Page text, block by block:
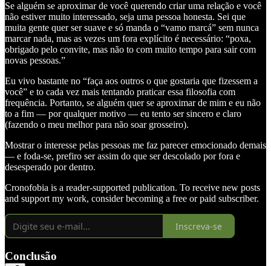
Se alguém se aproximar de você querendo criar uma relação e você
não estiver muito interessado, seja uma pessoa honesta. Sei que
muita gente quer ser suave e só manda o “vamo marcá” sem nunca
marcar nada, mas as vezes um fora explícito é necessário: “poxa,
obrigado pelo convite, mas não to com muito tempo para sair com
novas pessoas.”
Eu vivo bastante no “faça aos outros o que gostaria que fizessem a
você” e to cada vez mais tentando praticar essa filosofia com
frequência. Portanto, se alguém quer se aproximar de mim e eu não
to a fim — por qualquer motivo — eu tento ser sincero e claro
(fazendo o meu melhor para não soar grosseiro).
Mostrar o interesse pelas pessoas me faz parecer emocionado demais
— e foda-se, prefiro ser assim do que ser descolado por fora e
desesperado por dentro.
Cronofobia is a reader-supported publication. To receive new posts
and support my work, consider becoming a free or paid subscriber.
Inscreva-se
Conclusão